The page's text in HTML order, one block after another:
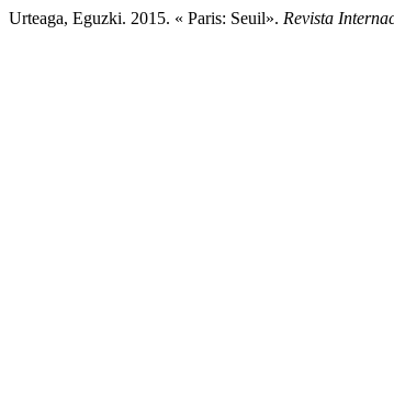
Urteaga, Eguzki. 2015. « Paris: Seuil». Revista